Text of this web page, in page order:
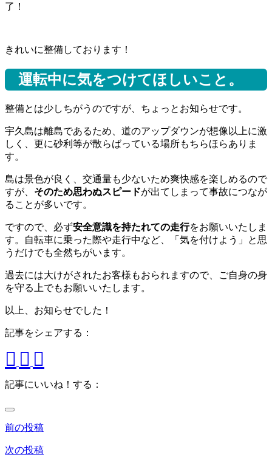
了！
きれいに整備しております！
運転中に気をつけてほしいこと。
整備とは少しちがうのですが、ちょっとお知らせです。
宇久島は離島であるため、道のアップダウンが想像以上に激
しく、更に砂利等が散らばっている場所もちらほらありま
す。
島は景色が良く、交通量も少ないため爽快感を楽しめるので
すが、 そのため思わぬスピードが出てしまって事故につなが
ることが多いです。
ですので、必ず安全意識を持たれての走行をお願いいたしま
す。自転車に乗った際や走行中など、「気を付けよう」と思
うだけでも全然ちがいます。
過去には大けがされたお客様もおられますので、ご自身の身
を守る上でもお願いいたします。
以上、お知らせでした！
記事をシェアする：
記事にいいね！する：
前の投稿
次の投稿